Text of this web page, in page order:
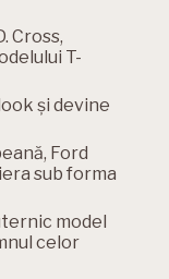
Cross,
T-
și devine
Ford
sub forma
model
celor